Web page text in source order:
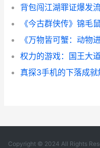
背包闯江湖罪证爆发
真探3手机的下落成
Copyright © 2024 All Rights